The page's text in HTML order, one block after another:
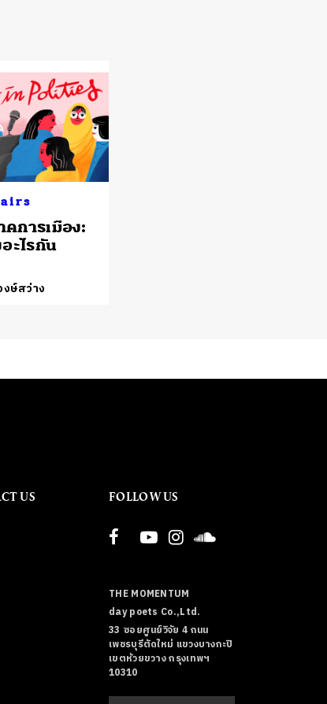
การเมือง:
ะไรกัน
ษ์สว่าง
US FOLLOW US
THE MOMENTUM
day poets Co.,Ltd.
33 ซอยศูนย์วิจัย 4 ถนน
เพชรบุรีตัดใหม่ แขวงบางกะปิ
เขตห้วยขวาง กรุงเทพฯ
10310